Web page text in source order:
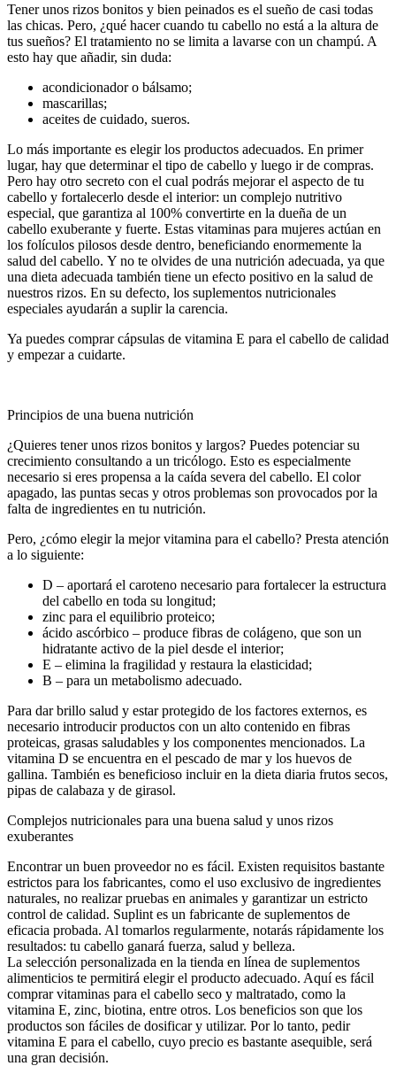
Tener unos rizos bonitos y bien peinados es el sueño de casi todas
las chicas. Pero, ¿qué hacer cuando tu cabello no está a la altura de
tus sueños? El tratamiento no se limita a lavarse con un champú. A
esto hay que añadir, sin duda:
acondicionador o bálsamo;
mascarillas;
aceites de cuidado, sueros.
Lo más importante es elegir los productos adecuados. En primer
lugar, hay que determinar el tipo de cabello y luego ir de compras.
Pero hay otro secreto con el cual podrás mejorar el aspecto de tu
cabello y fortalecerlo desde el interior: un complejo nutritivo
especial, que garantiza al 100% convertirte en la dueña de un
cabello exuberante y fuerte. Estas vitaminas para mujeres actúan en
los folículos pilosos desde dentro, beneficiando enormemente la
salud del cabello. Y no te olvides de una nutrición adecuada, ya que
una dieta adecuada también tiene un efecto positivo en la salud de
nuestros rizos. En su defecto, los suplementos nutricionales
especiales ayudarán a suplir la carencia.
Ya puedes comprarcápsulas de vitamina E para el cabello de calidad
y empezar a cuidarte.
Principios de una buena nutrición
¿Quieres tener unos rizos bonitos y largos? Puedes potenciar su
crecimiento consultando a un tricólogo. Esto es especialmente
necesario si eres propensa a la caída severa del cabello. El color
apagado, las puntas secas y otros problemas son provocados por la
falta de ingredientes en tu nutrición.
Pero, ¿cómo elegirla mejor vitamina para el cabello? Presta atención
a lo siguiente:
D – aportará el caroteno necesario para fortalecer la estructura
del cabello en toda su longitud;
zinc para el equilibrio proteico;
ácido ascórbico – produce fibras de colágeno, que son un
hidratante activo de la piel desde el interior;
Е – elimina la fragilidad y restaura la elasticidad;
В – para un metabolismo adecuado.
Para darbrillo salud y estar protegido de los factores externos, es
necesario introducir productos con un alto contenido en fibras
proteicas, grasas saludables y los componentes mencionados. La
vitamina D se encuentra en el pescado de mar y los huevos de
gallina. También es beneficioso incluir en la dieta diaria frutos secos,
pipas de calabaza y de girasol.
Complejos nutricionales para una buena salud y unos rizos
exuberantes
Encontrar un buen proveedor no es fácil. Existen requisitos bastante
estrictos para los fabricantes, como el uso exclusivo de ingredientes
naturales, no realizar pruebas en animales y garantizar un estricto
control de calidad. Suplint es un fabricante de suplementos de
eficacia probada. Al tomarlos regularmente, notarás rápidamente los
resultados: tu cabello ganará fuerza, salud y belleza.
La selección personalizada en la tienda en línea de suplementos
alimenticios te permitirá elegir el producto adecuado. Aquí es fácil
comprar vitaminas para el cabello seco y maltratado, como la
vitamina E, zinc, biotina, entre otros. Los beneficios son que los
productos son fáciles de dosificar y utilizar. Por lo tanto, pedir
vitamina E para el cabello, cuyo precio es bastante asequible, será
una gran decisión.